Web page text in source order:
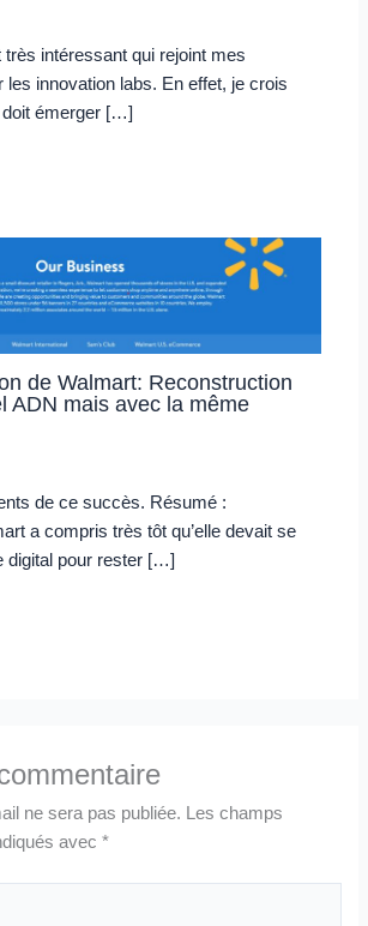
très intéressant qui rejoint mes
les innovation labs. En effet, je crois
doit émerger […]
de Walmart: Reconstruction
ADN mais avec la même
de ce succès. Résumé :
a compris très tôt qu’elle devait se
digital pour rester […]
ne sera pas publiée.
Les champs
avec*